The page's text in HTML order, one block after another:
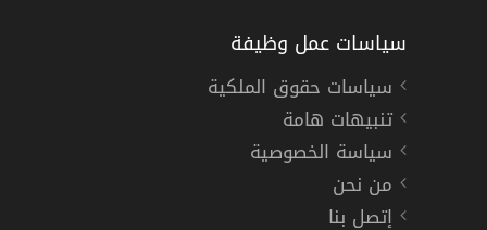
سياسات عمل وظيفة
سياسات حقوق الملكية
تنبيهات هامة
سياسة الخصوصية
من نحن
إتصل بنا